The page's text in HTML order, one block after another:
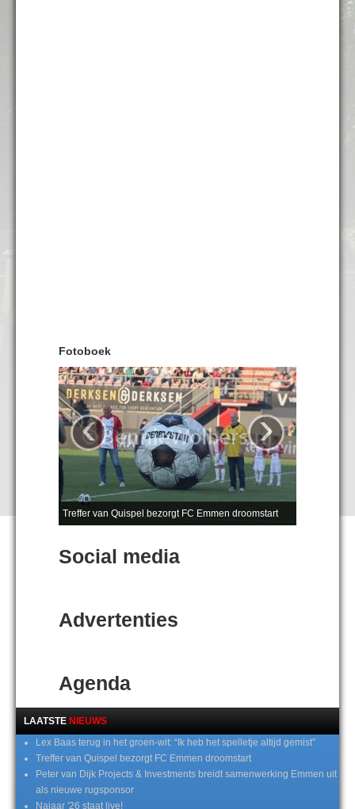
Fotoboek
Treffer van Quispel bezorgt FC Emmen droomstart
‹ ›
Social media
Advertenties
Agenda
LAATSTE NIEUWS
Lex Baas terug in het groen-wit: “Ik heb het spelletje altijd gemist”
Treffer van Quispel bezorgt FC Emmen droomstart
Peter van Dijk Projects & Investments breidt samenwerking Emmen uit
als nieuwe rugsponsor
Najaar '26 staat live!